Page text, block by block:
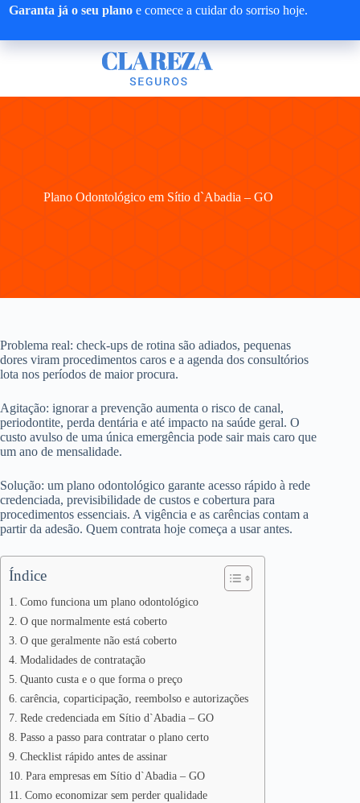
Pular
Garanta já o seu plano e comece a cuidar do sorriso hoje.
Plano Odontológico em Sítio d`Abadia – GO
Problema real: check-ups de rotina são adiados, pequenas
dores viram procedimentos caros e a agenda dos consultórios
lota nos períodos de maior procura.
Agitação: ignorar a prevenção aumenta o risco de canal,
periodontite, perda dentária e até impacto na saúde geral. O
custo avulso de uma única emergência pode sair mais caro que
um ano de mensalidade.
Solução: um plano odontológico garante acesso rápido à rede
credenciada, previsibilidade de custos e cobertura para
procedimentos essenciais. A vigência e as carências contam a
partir da adesão. Quem contrata hoje começa a usar antes.
Índice
Como funciona um plano odontológico
O que normalmente está coberto
O que geralmente não está coberto
Modalidades de contratação
Quanto custa e o que forma o preço
carência, coparticipação, reembolso e autorizações
Rede credenciada em Sítio d`Abadia – GO
Passo a passo para contratar o plano certo
Checklist rápido antes de assinar
Para empresas em Sítio d`Abadia – GO
Como economizar sem perder qualidade